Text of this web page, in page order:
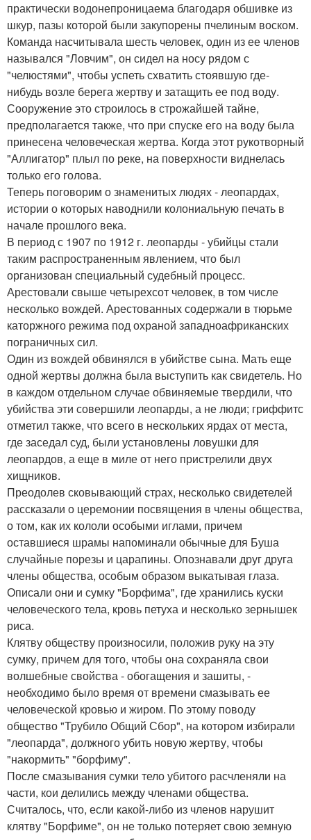
практически водонепроницаема благодаря обшивке из
шкур, пазы которой были закупорены пчелиным воском.
Команда насчитывала шесть человек, один из ее членов
назывался "Ловчим", он сидел на носу рядом с
"челюстями", чтобы успеть схватить стоявшую где-
нибудь возле берега жертву и затащить ее под воду.
Сооружение это строилось в строжайшей тайне,
предполагается также, что при спуске его на воду была
принесена человеческая жертва. Когда этот рукотворный
"Аллигатор" плыл по реке, на поверхности виднелась
только его голова.
Теперь поговорим о знаменитых людях - леопардах,
истории о которых наводнили колониальную печать в
начале прошлого века.
В период с 1907 по 1912 г. леопарды - убийцы стали
таким распространенным явлением, что был
организован специальный судебный процесс.
Арестовали свыше четырехсот человек, в том числе
несколько вождей. Арестованных содержали в тюрьме
каторжного режима под охраной западноафриканских
пограничных сил.
Один из вождей обвинялся в убийстве сына. Мать еще
одной жертвы должна была выступить как свидетель. Но
в каждом отдельном случае обвиняемые твердили, что
убийства эти совершили леопарды, а не люди; гриффитс
отметил также, что всего в нескольких ярдах от места,
где заседал суд, были установлены ловушки для
леопардов, а еще в миле от него пристрелили двух
хищников.
Преодолев сковывающий страх, несколько свидетелей
рассказали о церемонии посвящения в члены общества,
о том, как их кололи особыми иглами, причем
оставшиеся шрамы напоминали обычные для Буша
случайные порезы и царапины. Опознавали друг друга
члены общества, особым образом выкатывая глаза.
Описали они и сумку "Борфима", где хранились куски
человеческого тела, кровь петуха и несколько зернышек
риса.
Клятву обществу произносили, положив руку на эту
сумку, причем для того, чтобы она сохраняла свои
волшебные свойства - обогащения и зашиты, -
необходимо было время от времени смазывать ее
человеческой кровью и жиром. По этому поводу
общество "Трубило Общий Сбор", на котором избирали
"леопарда", должного убить новую жертву, чтобы
"накормить" "борфиму".
После смазывания сумки тело убитого расчленяли на
части, кои делились между членами общества.
Считалось, что, если какой-либо из членов нарушит
клятву "Борфиме", он не только потеряет свою земную